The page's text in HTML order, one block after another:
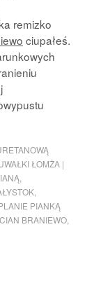
remizko
ciupałeś.
ŁOMŻA |
PIANKĄ
BRANIEWO